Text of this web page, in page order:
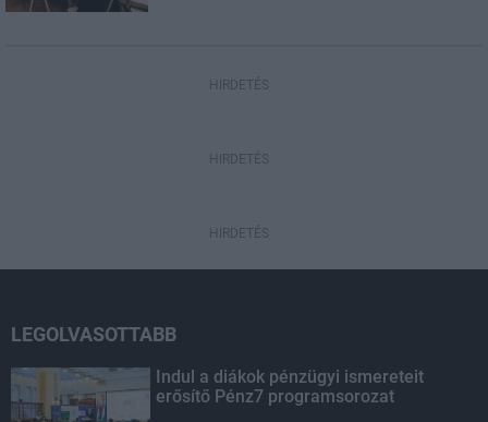
HIRDETÉS
HIRDETÉS
HIRDETÉS
LEGOLVASOTTABB
Indul a diákok pénzügyi ismereteit
erősítő Pénz7 programsorozat